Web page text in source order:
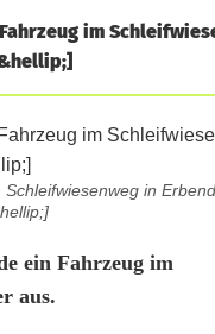
im
in
ein Fahrzeug im
aus.